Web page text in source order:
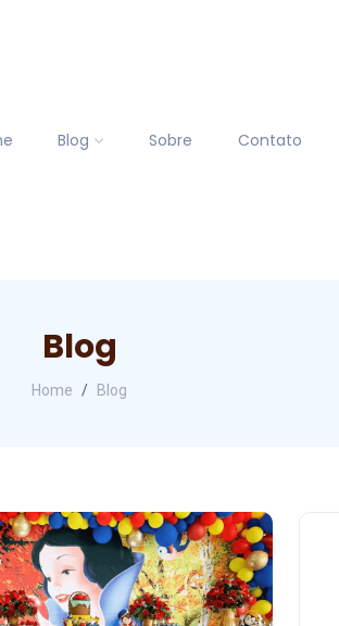
Blog Sobre Contato
Blog
Home Blog